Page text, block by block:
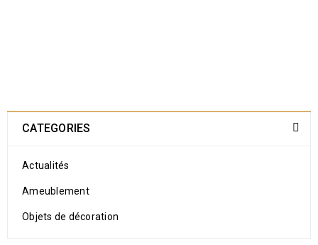
CATEGORIES
Actualités
Ameublement
Objets de décoration